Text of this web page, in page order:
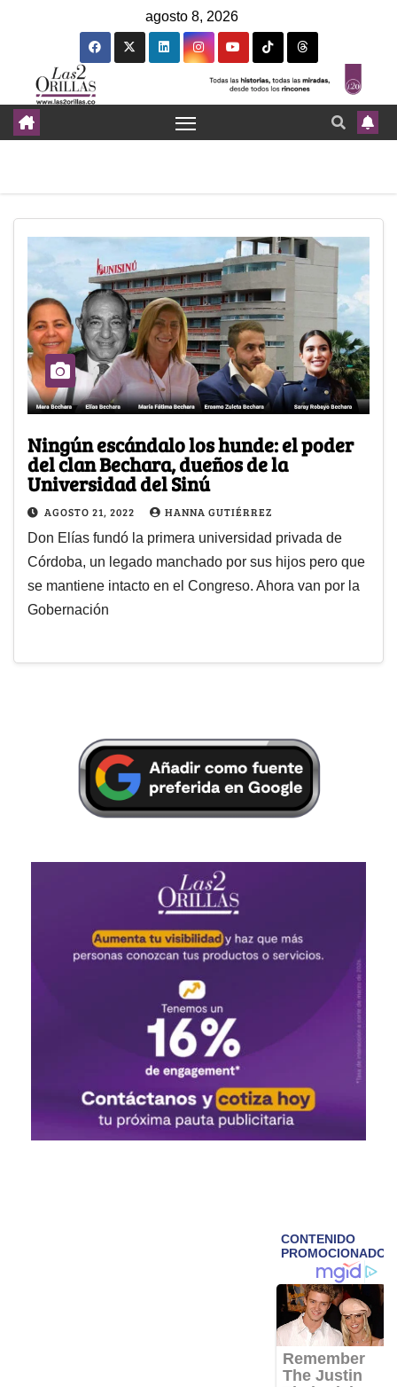
agosto 8, 2026
Ningún escándalo los hunde: el poder
del clan Bechara, dueños de la
Universidad del Sinú
AGOSTO 21, 2022 HANNA GUTIÉRREZ
Don Elías fundó la primera universidad privada de
Córdoba, un legado manchado por sus hijos pero que
se mantiene intacto en el Congreso. Ahora van por la
Gobernación